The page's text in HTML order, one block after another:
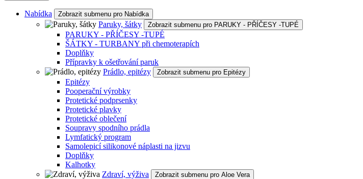
Nabídka Zobrazit submenu pro Nabídka
Paruky, šátky Zobrazit submenu pro PARUKY - PŘÍČESY -TUPÉ
PARUKY - PŘÍČESY -TUPÉ
ŠÁTKY - TURBANY při chemoterapích
Doplňky
Přípravky k ošetřování paruk
Prádlo, epitézy
Zobrazit submenu pro Epitézy
Epitézy
Pooperační výrobky
Protetické podprsenky
Protetické plavky
Protetické oblečení
Soupravy spodního prádla
Lymfatický program
Samolepicí silikonové náplasti na jizvu
Doplňky
Kalhotky
Zdraví, výživa
Zobrazit submenu pro Aloe Vera